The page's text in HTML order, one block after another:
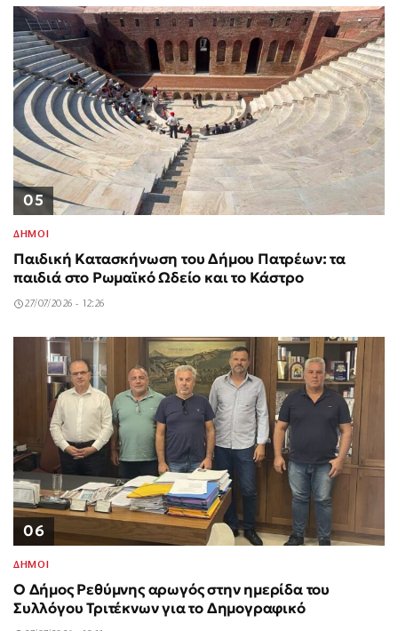
05
ΔΗΜΟΙ
Παιδική Κατασκήνωση του Δήμου Πατρέων: τα
παιδιά στο Ρωμαϊκό Ωδείο και το Κάστρο
27/07/2026 - 12:26
06
ΔΗΜΟΙ
Ο Δήμος Ρεθύμνης αρωγός στην ημερίδα του
Συλλόγου Τριτέκνων για το Δημογραφικό